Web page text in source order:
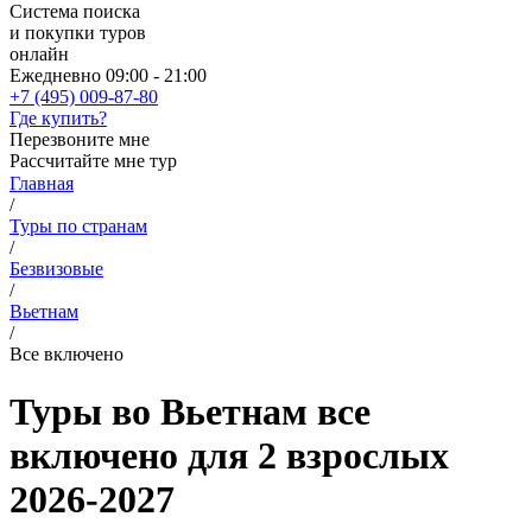
Система поиска
и покупки туров
онлайн
Ежедневно 09:00 - 21:00
+7 (495) 009-87-80
Где купить?
Перезвоните мне
Рассчитайте мне тур
Главная
/
Туры по странам
/
Безвизовые
/
Вьетнам
/
Все включено
Туры во Вьетнам все
включено для 2 взрослых
2026-2027